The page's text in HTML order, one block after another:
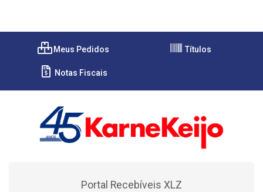
Meus Pedidos Títulos
Notas Fiscais
Portal Recebíveis XLZ